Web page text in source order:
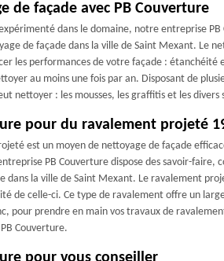
de façade avec PB Couverture
dans le domaine, notre entreprise
de façade dans la ville de Saint Mexant. Le
les performances de votre façade :
au moins une fois par an. Disposant de
nettoyer : les mousses, les graffitis et les
pour du ravalement projeté
est un moyen de nettoyage de façade
PB Couverture dispose des savoir-
dans la ville de Saint Mexant. Le ravalement
de celle-ci. Ce type de ravalement offre un
pour prendre en main vos travaux de
Couverture.
pour vous conseiller